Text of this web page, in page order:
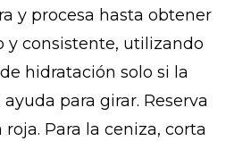
y procesa hasta obtener
y consistente, utilizando
hidratación solo si la
para girar. Reserva
Para la ceniza, corta